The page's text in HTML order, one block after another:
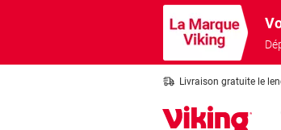
Livraison gratuite le